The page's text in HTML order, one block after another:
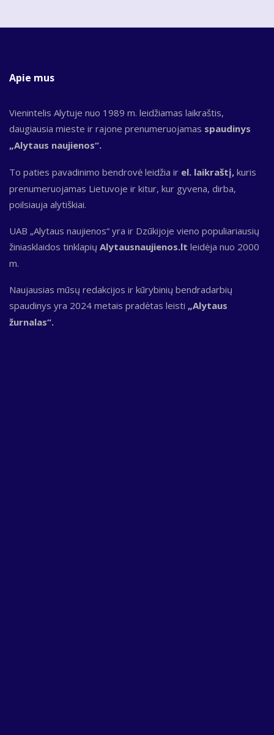
Apie mus
Vienintelis Alytuje nuo 1989 m. leidžiamas laikraštis,
daugiausia mieste ir rajone prenumeruojamas spaudinys
„Alytaus naujienos“.
To paties pavadinimo bendrovė leidžia ir el. laikraštį, kuris
prenumeruojamas Lietuvoje ir kitur, kur gyvena, dirba,
poilsiauja alytiškiai.
UAB „Alytaus naujienos“ yra ir Dzūkijoje vieno populiariausių
žiniasklaidos tinklapių Alytausnaujienos.lt leidėja nuo 2000
m.
Naujausias mūsų redakcijos ir kūrybinių bendradarbių
spaudinys yra 2024 metais pradėtas leisti „Alytaus
žurnalas“.